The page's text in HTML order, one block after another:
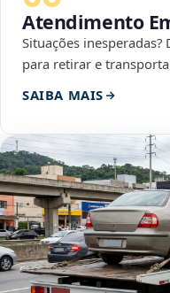
Atendimento
Situações
para retirar e
SAIBA MAIS